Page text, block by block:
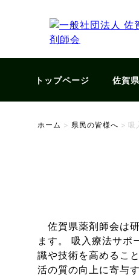
トップページ 佐賀
ホーム > 県民の皆様へ > 吸
佐賀県薬剤師会は
ます。 吸入療法サポ
識や技術を高めるこ
活の質の向上に寄与